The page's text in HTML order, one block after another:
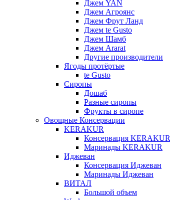
Джем YAN
Джем Агроянс
Джем Фрут Ланд
Джем te Gusto
Джем Шамб
Джем Ararat
Другие производители
Ягоды протёртые
te Gusto
Сиропы
Дошаб
Разные сиропы
Фрукты в сиропе
Овощные Консервации
KERAKUR
Консервация KERAKUR
Маринады KERAKUR
Иджеван
Консервация Иджеван
Маринады Иджеван
ВИТАЛ
Большой объем